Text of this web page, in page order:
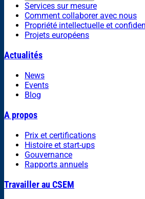
Services sur mesure
Comment collaborer avec nous
Propriété intellectuelle et
Projets européens
Actualités
News
Events
Blog
A propos
Prix et certifications
Histoire et start-ups
Gouvernance
Rapports annuels
Travailler au CSEM